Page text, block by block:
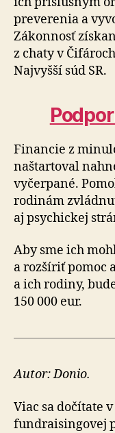
preverenia a
Zákonnosť
z chaty v
Naj­vyšší súd SR.
Financie z
naštartoval
vyčerpané.
rodinám
aj psychickej
Aby sme ich
a rozšíriť pomoc
a ich rodiny,
150 000 eur.
Autor: Donio.
Viac sa dočítate
fundraisingo­vej